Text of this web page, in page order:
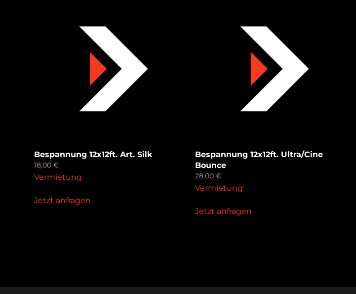
Bespannung 12x12ft. Art. Silk
18,00 €
Vermietung
Jetzt anfragen
Bespannung 12x12ft. Ultra/Cine
Bounce
28,00 €
Vermietung
Jetzt anfragen